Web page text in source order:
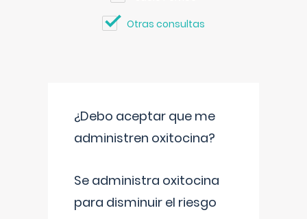
Otras consultas
¿Debo aceptar que me
administren oxitocina?
Se administra oxitocina
para disminuir el riesgo